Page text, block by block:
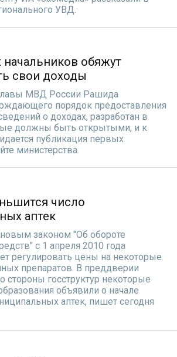
УВД.
обяжут
свои доходы
МВД России Рашида
порядок предоставления
о доходах, разработан в
должны быть открытыми, и к
публикация первых
министерства.
число
аптек
новым законом "Об обороте
с 1 апреля 2010 года
регулировать цены на некоторые
препаратов. В преддверии
стороны госструктур некоторые
объявили о начале
аптек, пишет сегодня